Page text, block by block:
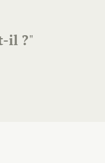
il ?"